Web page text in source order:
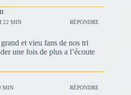
22 MIN RÉPONDRE
et vieu fans de nos tri
une fois de plus a l’écoute
MIN RÉPONDRE